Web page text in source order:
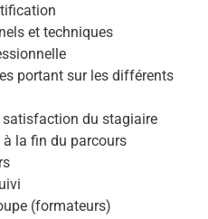
et techniques
portant sur les différents
satisfaction du stagiaire
la fin du parcours
(formateurs)